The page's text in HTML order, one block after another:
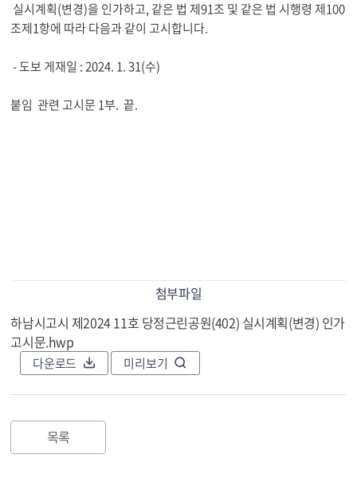
첨부파일
하남시고시 제2024 11호 당정근린공원(402) 실시계획(변경) 인가
고시문.hwp
다운로드 미리보기
목록